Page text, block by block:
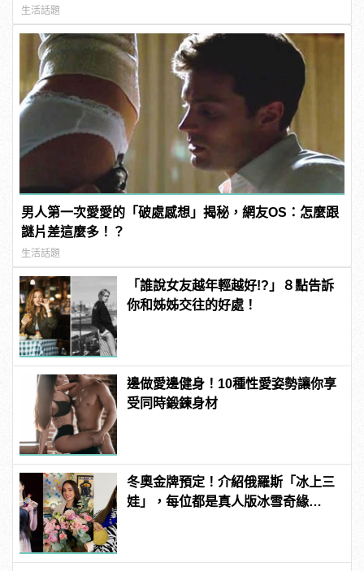
生活話題
男人第一次愛愛的「破處感想」揭秘，網友OS：怎麼跟
謎片差這麼多！？
生活話題
「誰說女友越年輕越好!?」８點告訴
你和姊姊交往的好處！
邊做愛邊健身！10種性愛姿勢讓你享
受同時鍛鍊身材
冬奧金牌預定！介紹俄羅斯「冰上三
娃」，每位都是真人版冰雪奇緣